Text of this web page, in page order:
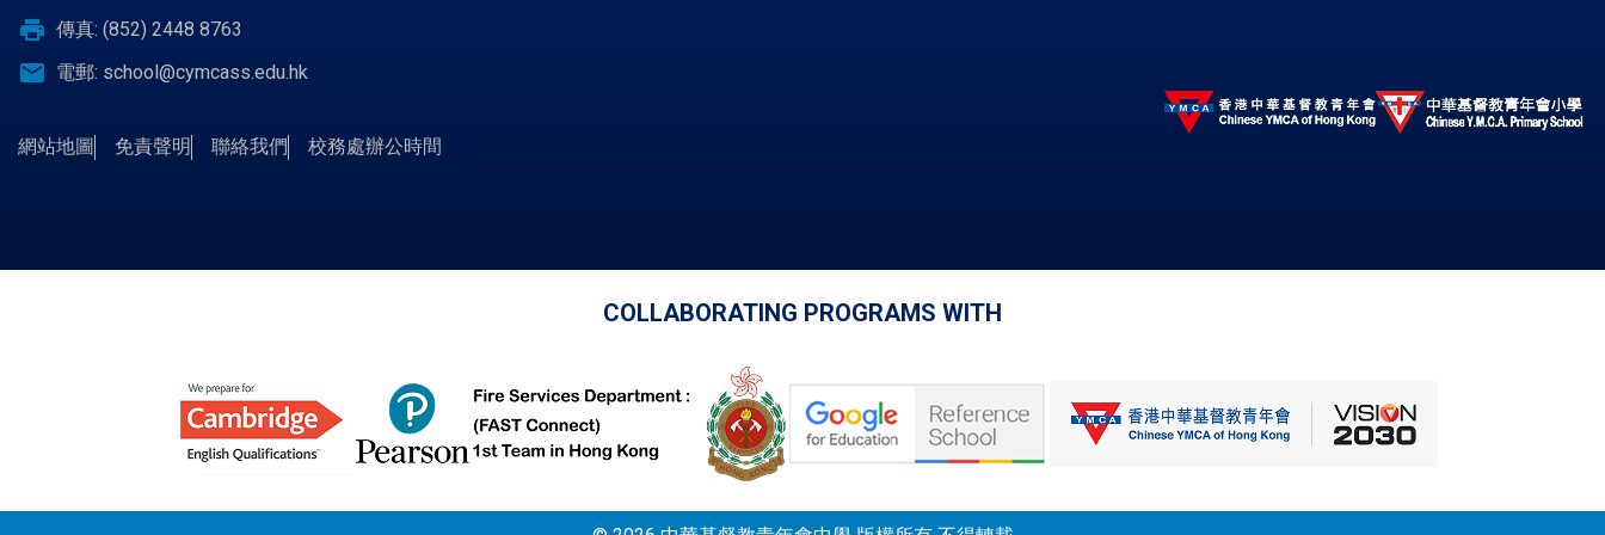
print 傳真: (852) 2448 8763
email 電郵: school@cymcass.edu.hk
網站地圖 免責聲明 聯絡我們 校務處辦公時間
COLLABORATING PROGRAMS WITH